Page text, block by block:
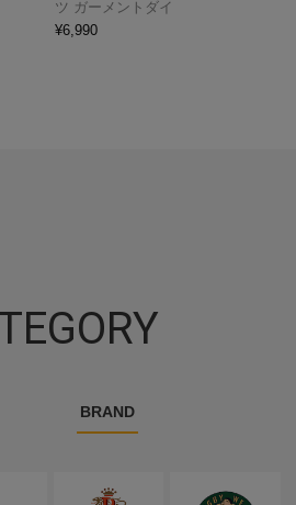
ツ ガーメントダイ
¥6,990
BRAND